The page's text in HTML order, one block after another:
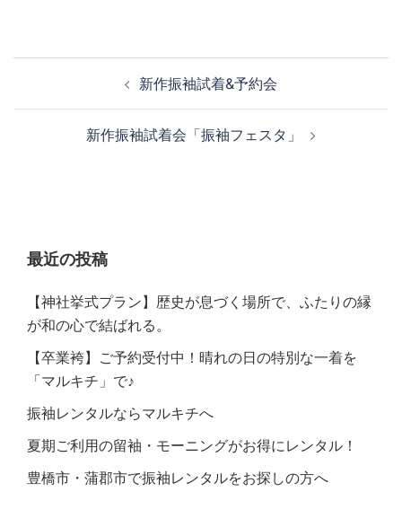
新作振袖試着&予約会
新作振袖試着会「振袖フェスタ」
最近の投稿
【神社挙式プラン】歴史が息づく場所で、ふたりの縁
が和の心で結ばれる。
【卒業袴】ご予約受付中！晴れの日の特別な一着を
「マルキチ」で♪
振袖レンタルならマルキチへ
夏期ご利用の留袖・モーニングがお得にレンタル！
豊橋市・蒲郡市で振袖レンタルをお探しの方へ